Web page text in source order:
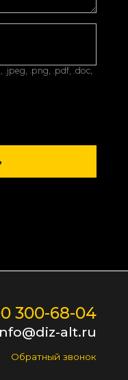
.png, .pdf, .doc,
300-68-04
alt.ru
Обратный звонок